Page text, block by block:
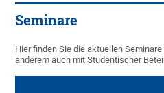
Seminare
Hier finden Sie die aktuellen
anderem auch mit Studentischer